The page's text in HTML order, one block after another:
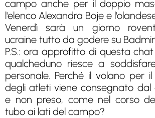
campo anche per il doppio
l'elenco Alexandra Boje e
Venerdì sarà un giorno
ucraine tutto da godere su
P.S.: ora approfitto di questa
qualcheduno riesce a
personale. Perché il volano per
degli atleti viene consegnato dal
e non preso, come nel corso
tubo ai lati del campo?